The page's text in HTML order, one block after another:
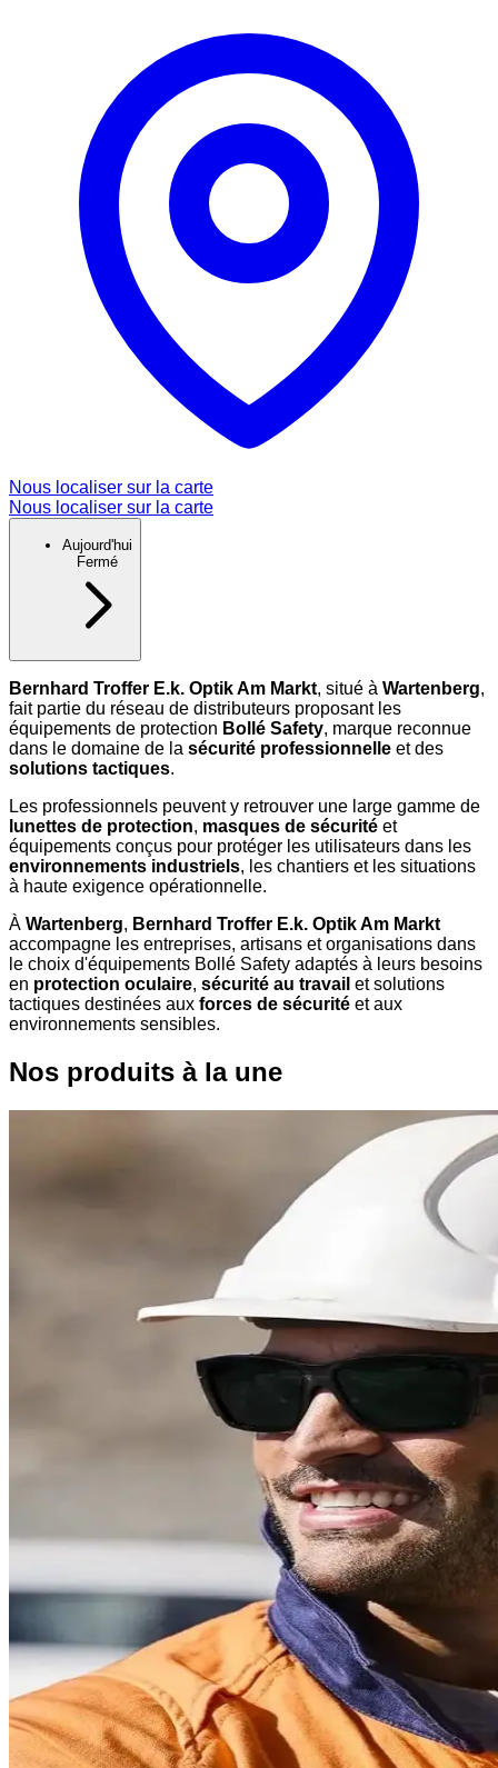
Nous localiser sur la carte
Nous localiser sur la carte
Aujourd'hui
Fermé
Bernhard Troffer E.k. Optik Am Markt, situé à Wartenberg,
fait partie du réseau de distributeurs proposant les
équipements de protection Bollé Safety, marque reconnue
dans le domaine de la sécurité professionnelle et des
solutions tactiques.
Les professionnels peuvent y retrouver une large gamme de
lunettes de protection, masques de sécurité et
équipements conçus pour protéger les utilisateurs dans les
environnements industriels, les chantiers et les situations
à haute exigence opérationnelle.
À Wartenberg, Bernhard Troffer E.k. Optik Am Markt
accompagne les entreprises, artisans et organisations dans
le choix d'équipements Bollé Safety adaptés à leurs besoins
en protection oculaire, sécurité au travail et solutions
tactiques destinées aux forces de sécurité et aux
environnements sensibles.
Nos produits à la une